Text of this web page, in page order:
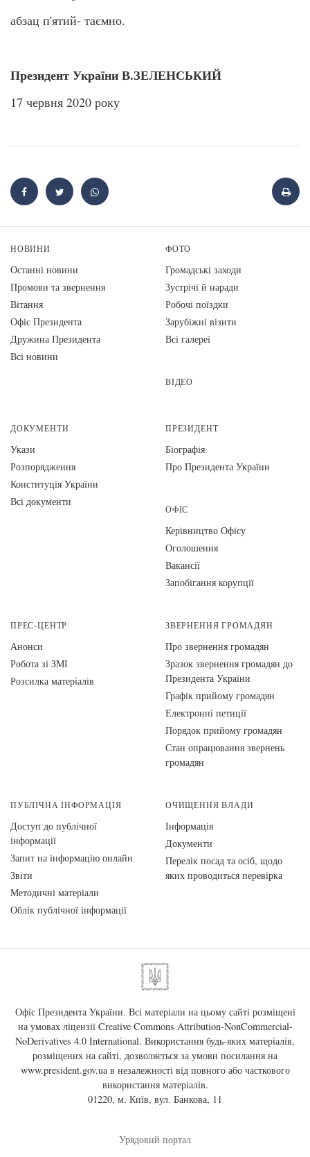
абзац п'ятий- таємно.
Президент України В.ЗЕЛЕНСЬКИЙ
17 червня 2020 року
НОВИНИ
Останні новини
Промови та звернення
Вiтання
Офіс Президента
Дружина Президента
Всі новини
ФОТО
Громадські заходи
Зустрічі й наради
Робочі поїздки
Зарубіжні візити
Всі галереї
ВІДЕО
ДОКУМЕНТИ
Укази
Розпорядження
Конституція України
Всі документи
ПРЕЗИДЕНТ
Біографія
Про Президента України
ОФІС
Керівництво Офісу
Оголошення
Вакансії
Запобігання корупції
ПРЕС-ЦЕНТР
Анонси
Робота зі ЗМІ
Розсилка матеріалів
ЗВЕРНЕННЯ ГРОМАДЯН
Про звернення громадян
Зразок звернення громадян до
Президента України
Графік прийому громадян
Електронні петиції
Порядок прийому громадян
Стан опрацювання звернень
громадян
ПУБЛІЧНА ІНФОРМАЦІЯ
Доступ до публічної
інформації
Запит на інформацію онлайн
Звіти
Методичні матеріали
Облік публічної інформації
ОЧИЩЕННЯ ВЛАДИ
Інформація
Документи
Перелік посад та осіб, щодо
яких проводиться перевірка
Офіс Президента України. Всі матеріали на цьому сайті розміщені
на умовах ліцензії Creative Commons Attribution-NonCommercial-
NoDerivatives 4.0 International. Використання будь-яких матеріалів,
розміщених на сайті, дозволяється за умови посилання на
www.president.gov.uaв незалежності від повного або часткового
використання матеріалів.
01220, м. Київ, вул. Банкова, 11
Урядовий портал